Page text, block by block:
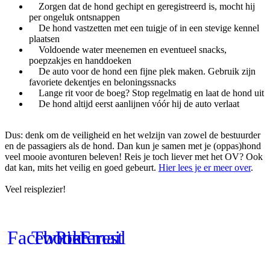
Zorgen dat de hond gechipt en geregistreerd is, mocht hij
per ongeluk ontsnappen
De hond vastzetten met een tuigje of in een stevige kennel
plaatsen
Voldoende water meenemen en eventueel snacks,
poepzakjes en handdoeken
De auto voor de hond een fijne plek maken. Gebruik zijn
favoriete dekentjes en beloningssnacks
Lange rit voor de boeg? Stop regelmatig en laat de hond uit
De hond altijd eerst aanlijnen vóór hij de auto verlaat
Dus: denk om de veiligheid en het welzijn van zowel de bestuurder
en de passagiers als de hond. Dan kun je samen met je (oppas)hond
veel mooie avonturen beleven! Reis je toch liever met het OV? Ook
dat kan, mits het veilig en goed gebeurt. Hier lees je er meer over.
Veel reisplezier!
Facebook
Twitter
Pinterest
Email